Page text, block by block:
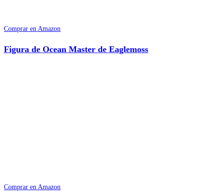
Comprar en Amazon
Figura de Ocean Master de Eaglemoss
Comprar en Amazon